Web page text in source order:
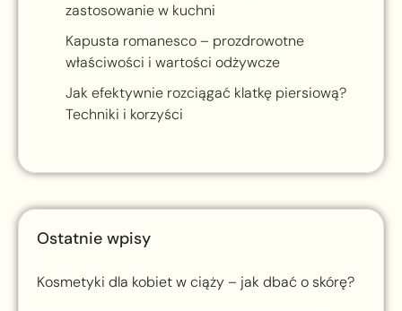
zastosowanie w kuchni
Kapusta romanesco – prozdrowotne
właściwości i wartości odżywcze
Jak efektywnie rozciągać klatkę piersiową?
Techniki i korzyści
Ostatnie wpisy
Kosmetyki dla kobiet w ciąży – jak dbać o skórę?